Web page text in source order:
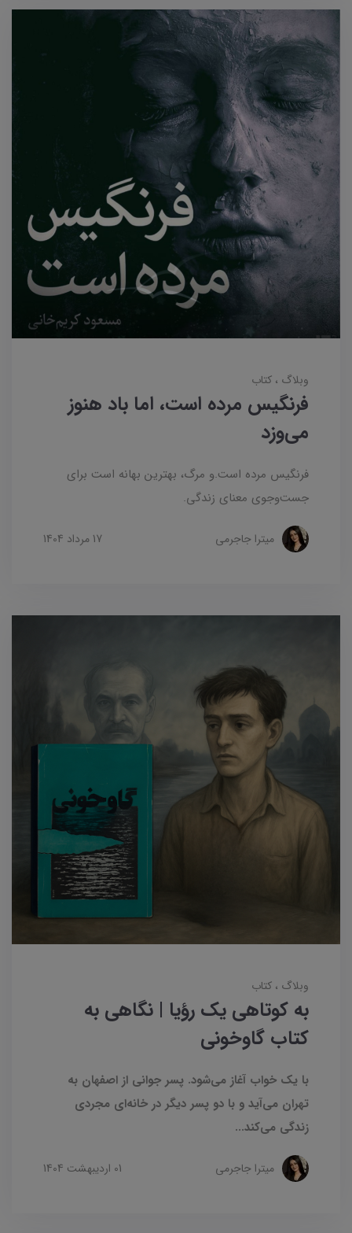
وبلاگ کتاب
فرنگیس مرده است، اما باد هنوز
می‌وزد
فرنگیس مرده است.و مرگ، بهترین بهانه است برای
جست‌وجوی معنای زندگی.
میترا جاجرمی 17 مرداد 1404
وبلاگ کتاب
به کوتاهی یک رؤیا | نگاهی به
کتاب گاوخونی
با یک خواب آغاز می‌شود. پسر جوانی از اصفهان به
تهران می‌آید و با دو پسر دیگر در خانه‌ای مجردی
زندگی می‌کند...
میترا جاجرمی 01 ارديبهشت 1404